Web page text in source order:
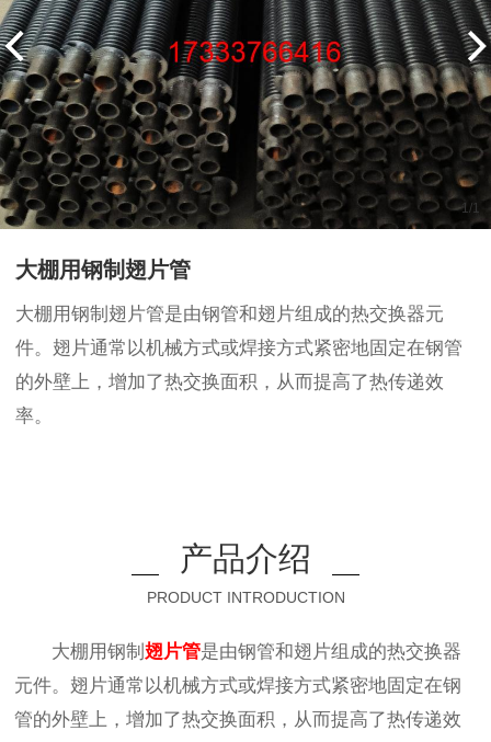
1 /1
大棚用钢制翅片管
大棚用钢制翅片管是由钢管和翅片组成的热交换器元
件。翅片通常以机械方式或焊接方式紧密地固定在钢管
的外壁上，增加了热交换面积，从而提高了热传递效
率。
产品介绍
PRODUCT INTRODUCTION
大棚用钢制翅片管是由钢管和翅片组成的热交换器
元件。翅片通常以机械方式或焊接方式紧密地固定在钢
管的外壁上，增加了热交换面积，从而提高了热传递效